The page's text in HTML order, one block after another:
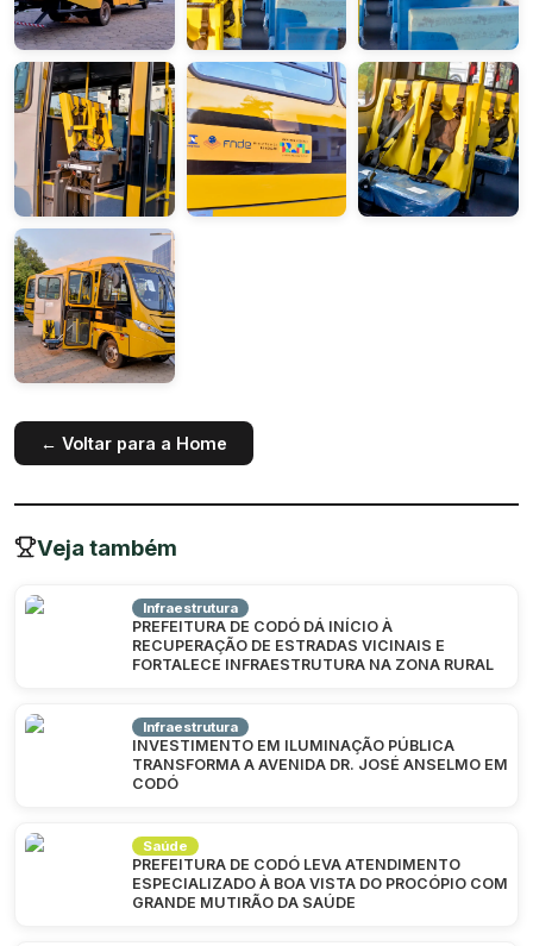
← Voltar para a Home
Veja também
Infraestrutura
PREFEITURA DE CODÓ DÁ INÍCIO À
RECUPERAÇÃO DE ESTRADAS VICINAIS E
FORTALECE INFRAESTRUTURA NA ZONA RURAL
Infraestrutura
INVESTIMENTO EM ILUMINAÇÃO PÚBLICA
TRANSFORMA A AVENIDA DR. JOSÉ ANSELMO EM
CODÓ
Saúde
PREFEITURA DE CODÓ LEVA ATENDIMENTO
ESPECIALIZADO À BOA VISTA DO PROCÓPIO COM
GRANDE MUTIRÃO DA SAÚDE